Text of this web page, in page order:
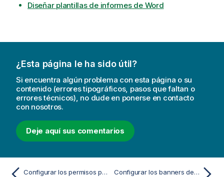
Diseñar plantillas de informes de Word
¿Esta página le ha sido útil?
Si encuentra algún problema con esta página o su
contenido (errores tipográficos, pasos que faltan o
errores técnicos), no dude en ponerse en contacto
con nosotros.
Deje aquí sus comentarios
Configurar los permisos para las funciones de medición de informes Configurar los banners de avisos